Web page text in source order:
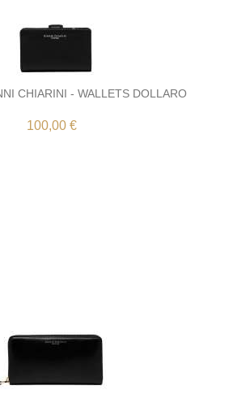
CHIARINI - WALLETS DOLLARO
100,00 €